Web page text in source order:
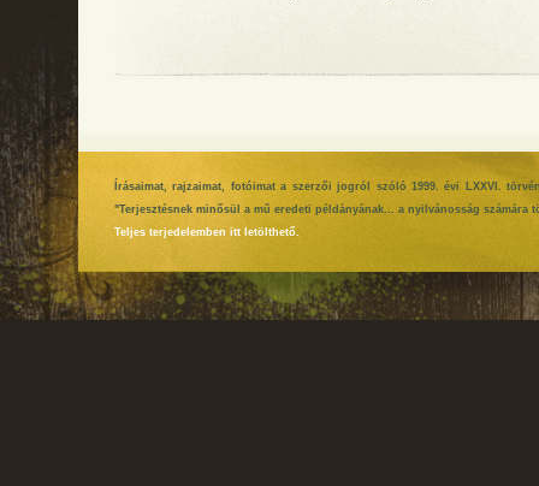
Írásaimat, rajzaimat, fotóimat a szerzői jogról szóló 1999. évi LXXVI.
"Terjesztésnek minősül a mű eredeti példányának... a nyilvánosság
Teljes terjedelemben itt letölthető.